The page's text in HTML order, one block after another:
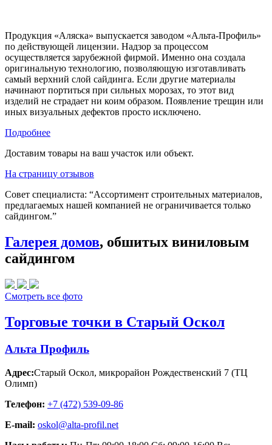
Продукция «Аляска» выпускается заводом «Альта-Профиль»
по действующей лицензии. Надзор за процессом
осуществляется зарубежной фирмой. Именно она создала
оригинальную технологию, позволяющую изготавливать
самый верхний слой сайдинга. Если другие материалы
начинают портиться при сильных морозах, то этот вид
изделий не страдает ни коим образом. Появление трещин или
иных визуальных дефектов просто исключено.
Подробнее
Доставим товары на ваш участок или объект.
На страницу отзывов
Совет специалиста: “Ассортимент строительных материалов,
предлагаемых нашей компанией не ограничивается только
сайдингом.”
Галерея домов, обшитых виниловым
сайдингом
Смотреть все фото
Торговые точки в Старый Оскол
Альта Профиль
Адрес:Старый Оскол, микрорайон Рождественский 7 (ТЦ
Олимп)
Телефон: +7 (472) 539-09-86
E-mail: oskol@alta-profil.net